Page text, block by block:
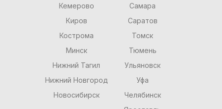
Кемерово
Киров
Кострома
Минск
Нижний Тагил
Нижний Новгород
Новосибирск
Самара
Саратов
Томск
Тюмень
Ульяновск
Уфа
Челябинск